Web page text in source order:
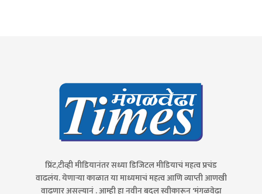
प्रिंट,टीव्ही मीडियानंतर सध्या डिजिटल मीडियाचं महत्व प्रचंड
वाढलंय. येणाऱ्या काळात या माध्यमाचं महत्व आणि व्याप्ती आणखी
वाढणार असल्यानं . आम्ही हा नवीन बदल स्वीकारून 'मंगळवेढा